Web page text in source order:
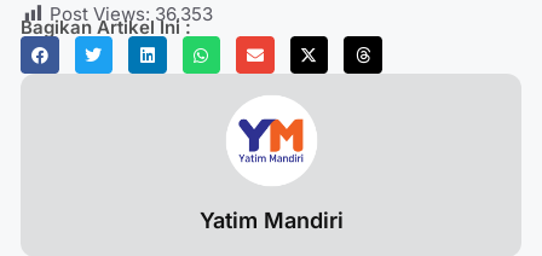
Post Views: 36,353
Bagikan Artikel Ini :
Yatim Mandiri